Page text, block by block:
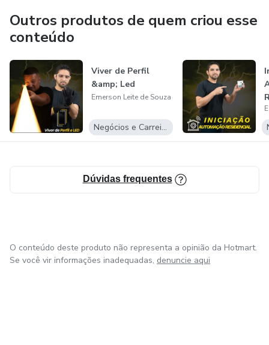
Outros produtos de quem criou esse
conteúdo
Viver de Perfil
&amp; Led
Emerson Leite de Souza
Negócios e Carreira
Dúvidas frequentes
O conteúdo deste produto não representa a opinião da Hotmart.
Se você vir informações inadequadas, denuncie aqui